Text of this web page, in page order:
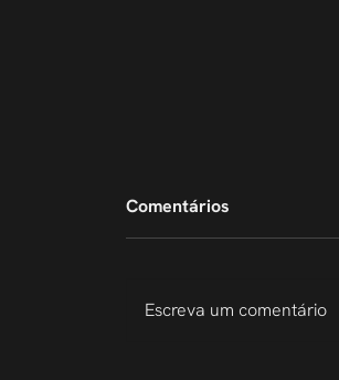
Comentários
Escreva um comentário